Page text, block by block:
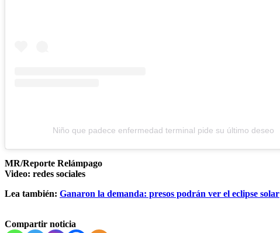
Niño que padece enfermedad terminal pide su último deseo
MR/Reporte Relámpago
Video: redes sociales
Lea también: Ganaron la demanda: presos podrán ver el eclipse solar
Compartir noticia